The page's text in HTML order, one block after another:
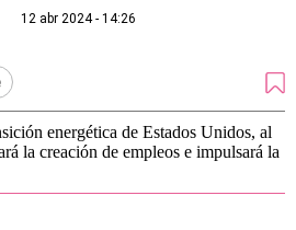
12 abr 2024 - 14:26
energética de Estados Unidos, al
la creación de empleos e impulsará la